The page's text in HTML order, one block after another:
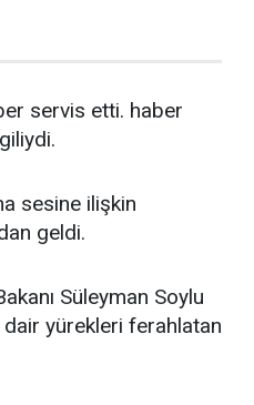
servis etti. haber
sesine ilişkin
geldi.
Süleyman Soylu
dair yürekleri ferahlatan